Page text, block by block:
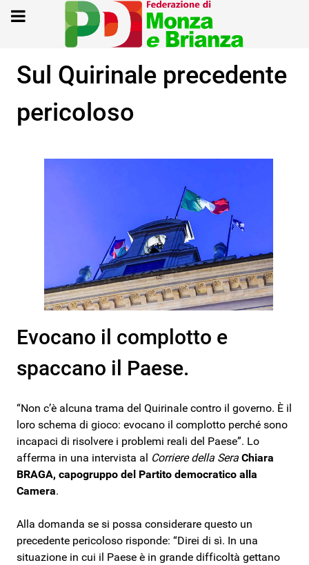
Sul Quirinale precedente
pericoloso
Evocano il complotto e
spaccano il Paese.
“Non c’è alcuna trama del Quirinale contro il governo. È il
loro schema di gioco: evocano il complotto perché sono
incapaci di risolvere i problemi reali del Paese”. Lo
afferma in una intervista al Corriere della Sera Chiara
BRAGA, capogruppo del Partito democratico alla
Camera.
Alla domanda se si possa considerare questo un
precedente pericoloso risponde: “Direi di sì. In una
situazione in cui il Paese è in grande difficoltà gettano